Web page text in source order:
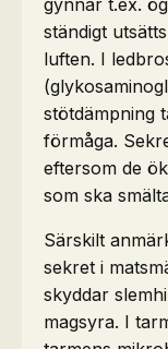
gynnar t.ex.
ständigt
luften. I
stötdämpning
förmåga.
eftersom de
som ska
Särskilt
sekret i
skyddar
magsyra. I